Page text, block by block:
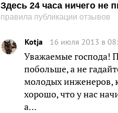
Здесь 24 часа ничего не
правила публикации отзывов
Kotja 16 июля 2013 в
Уважаемые господа!
побольше, а не
молодых инженеров,
хорошо, что у нас
а…